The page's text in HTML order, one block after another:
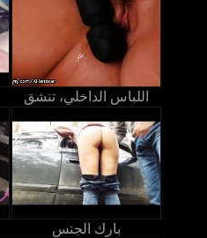
اللباس الداخلي، تنشق
بارك الجنس